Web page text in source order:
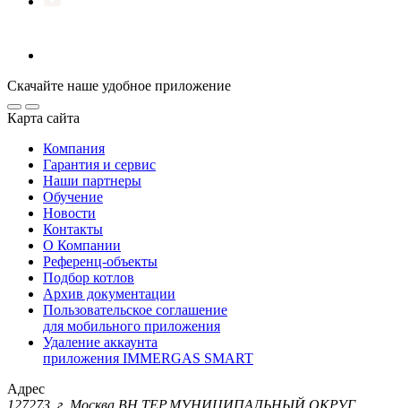
Скачайте наше удобное приложение
Карта сайта
Компания
Гарантия и сервис
Наши партнеры
Обучение
Новости
Контакты
О Компании
Референц-объекты
Подбор котлов
Архив документации
Пользовательское соглашение
для мобильного приложения
Удаление аккаунта
приложения IMMERGAS SMART
Адрес
127273, г. Москва ВН.ТЕР.МУНИЦИПАЛЬНЫЙ ОКРУГ